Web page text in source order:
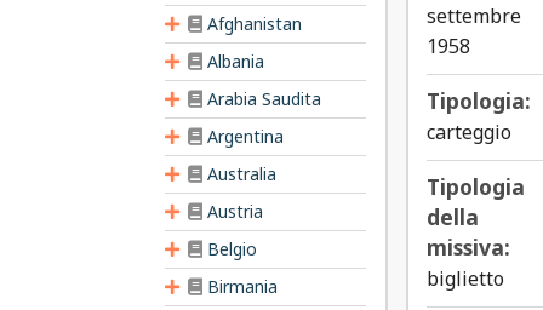
Afghanistan
Albania
Arabia Saudita
Argentina
Australia
Austria
Belgio
Birmania
settembre
1958
Tipologia:
carteggio
Tipologia
della
missiva:
biglietto